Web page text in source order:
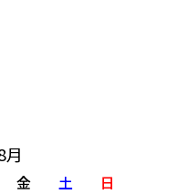
月
金 土 日